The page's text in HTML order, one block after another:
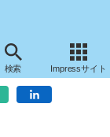
検索 Impressサイト
ニフティクラウド